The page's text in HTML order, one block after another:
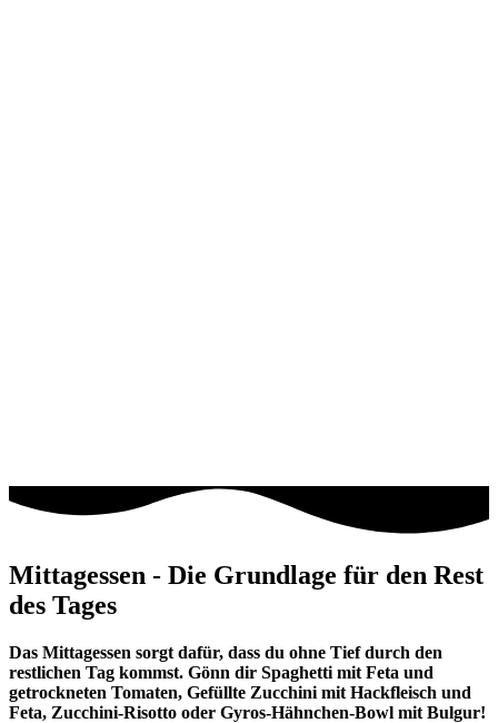
Mittagessen - Die Grundlage für den Rest
des Tages
Das Mittagessen sorgt dafür, dass du ohne Tief durch den
restlichen Tag kommst. Gönn dir Spaghetti mit Feta und
getrockneten Tomaten, Gefüllte Zucchini mit Hackfleisch und
Feta, Zucchini-Risotto oder Gyros-Hähnchen-Bowl mit Bulgur!